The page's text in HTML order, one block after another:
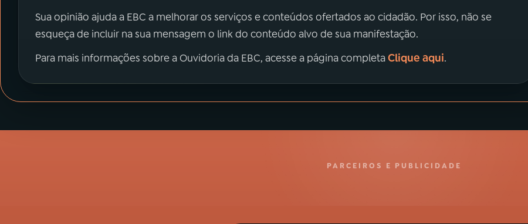
Sua opinião ajuda a EBC a melhorar os serviços e conteúdos ofertados ao cidadão. Por isso, não se
esqueça de incluir na sua mensagem o link do conteúdo alvo de sua manifestação.
Para mais informações sobre a Ouvidoria da EBC, acesse a página completaClique aqui.
PARCEIROS E PUBLICIDADE